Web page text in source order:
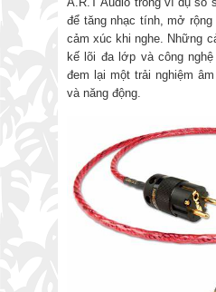
để tăng nhạc tính, mở
cảm xúc khi nghe. Những
kế lõi đa lớp và công nghệ
đem lại một trải nghiệm
và năng động.